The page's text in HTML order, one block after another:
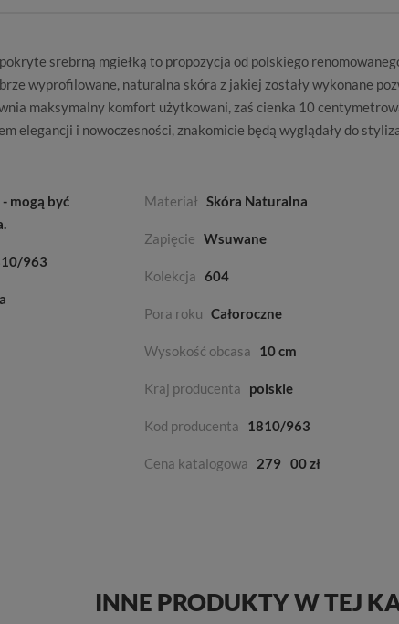
pokryte srebrną mgiełką to propozycja od polskiego
wyprofilowane, naturalna skóra z jakiej zostały wykonane
maksymalny komfort użytkowani, zaś cienka 10
elegancji i nowoczesności, znakomicie będą wyglądały do
mogą być
963
Materiał Skóra Naturalna
Zapięcie Wsuwane
Kolekcja 604
Pora roku Całoroczne
Wysokość obcasa 10 cm
Kraj producenta polskie
Kod producenta 1810/963
Cena katalogowa 279 00 zł
INNE PRODUKTY W TEJ